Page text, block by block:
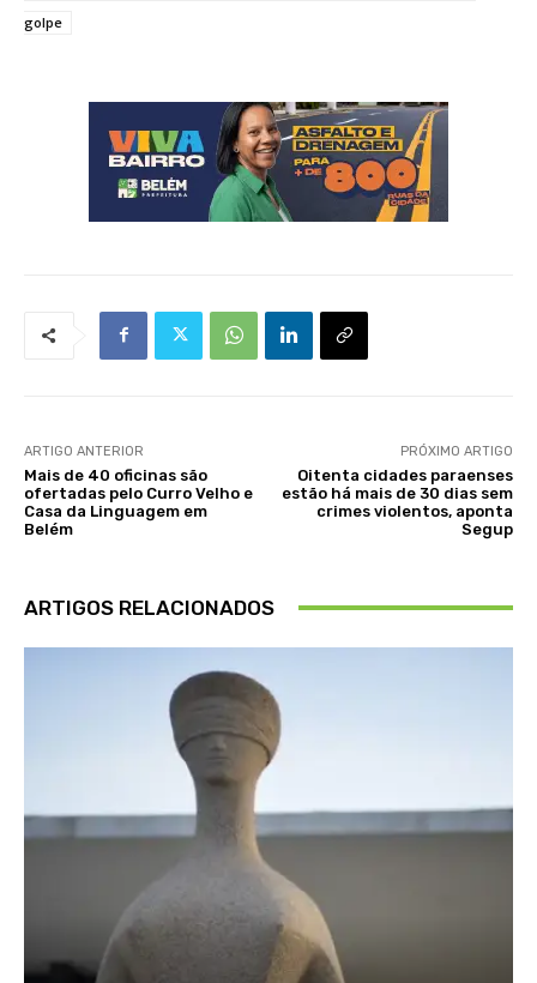
golpe
ARTIGO ANTERIOR
Mais de 40 oficinas são
ofertadas pelo Curro Velho e
Casa da Linguagem em
Belém
PRÓXIMO ARTIGO
Oitenta cidades paraenses
estão há mais de 30 dias sem
crimes violentos, aponta
Segup
ARTIGOS RELACIONADOS